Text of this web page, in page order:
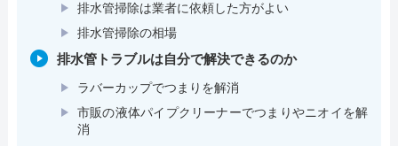
排水管掃除は業者に依頼した方がよい
排水管掃除の相場
排水管トラブルは自分で解決できるのか
ラバーカップでつまりを解消
市販の液体パイプクリーナーでつまりやニオイを解
消